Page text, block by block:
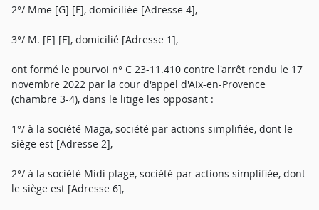
2°/ Mme [G] [F], domiciliée [Adresse 4],
3°/ M. [E] [F], domicilié [Adresse 1],
ont formé le pourvoi n° C 23-11.410 contre l'arrêt rendu le 17
novembre 2022 par la cour d'appel d'Aix-en-Provence
(chambre 3-4), dans le litige les opposant :
1°/ à la société Maga, société par actions simplifiée, dont le
siège est [Adresse 2],
2°/ à la société Midi plage, société par actions simplifiée, dont
le siège est [Adresse 6],